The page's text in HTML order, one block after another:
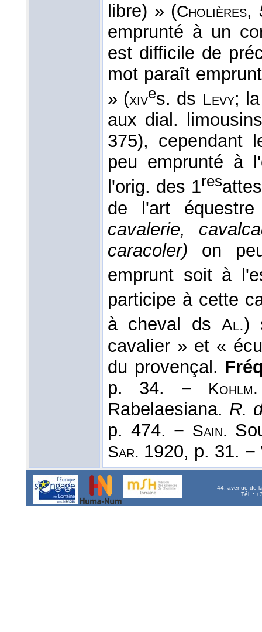
libre) » (Cholières,
emprunté à un
est difficile de
mot paraît
» (xives. ds Levy;
aux dial.
375), cependant
peu emprunté à
l'orig. des 1res
de l'art
cavalerie,
caracoler) on
emprunt soit à
participe à cette
à cheval ds Al.)
cavalier » et «
du provençal.
p. 34. −
Kohlm.
Rabelaesiana. R.
p. 474. − Sain.
Sar. 1920, p. 31. −
44, avenue de
Tél. :